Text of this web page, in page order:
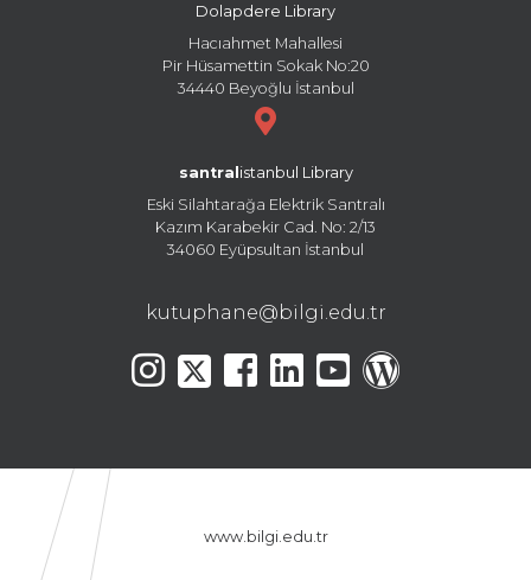
Dolapdere Library
Hacıahmet Mahallesi
Pir Hüsamettin Sokak No:20
34440 Beyoğlu İstanbul
santral istanbul Library
Eski Silahtarağa Elektrik Santralı
Kazım Karabekir Cad. No: 2/13
34060 Eyüpsultan İstanbul
kutuphane@bilgi.edu.tr
www.bilgi.edu.tr